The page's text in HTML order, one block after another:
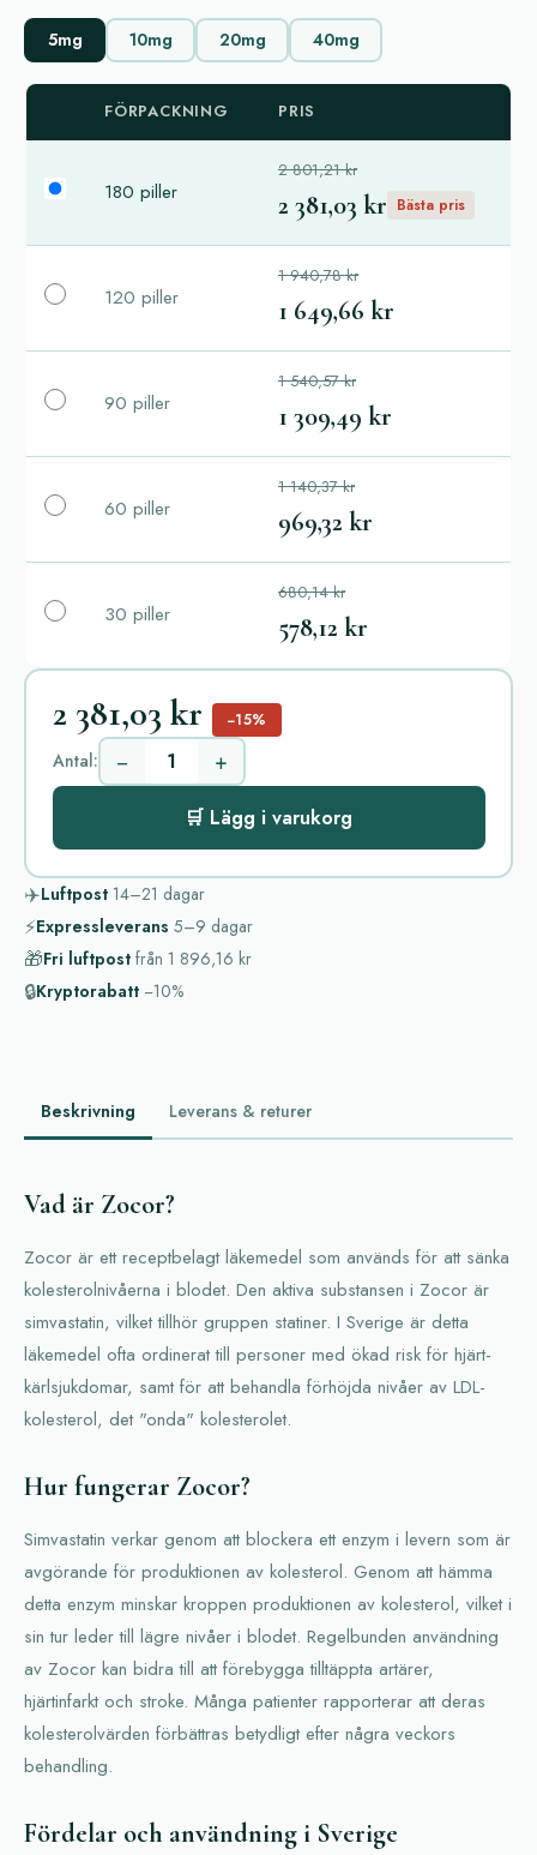
5mg 10mg 20mg 40mg
FÖRPACKNING PRIS
180 piller
2 801,21 kr
2 381,03 kr Bästa pris
120 piller
1 940,78 kr
1 649,66 kr
90 piller
1 540,57 kr
1 309,49 kr
60 piller
1 140,37 kr
969,32 kr
30 piller
680,14 kr
578,12 kr
2 381,03 kr −15%
Antal: − +
🛒 Lägg i varukorg
✈️Luftpost 14–21 dagar
⚡Expressleverans 5–9 dagar
🎁Fri luftpost från 1 896,16 kr
🔒Kryptorabatt −10%
Beskrivning Leverans & returer
Vad är Zocor?
Zocor är ett receptbelagt läkemedel som används för att sänka
kolesterolnivåerna i blodet. Den aktiva substansen i Zocor är
simvastatin, vilket tillhör gruppen statiner. I Sverige är detta
läkemedel ofta ordinerat till personer med ökad risk för hjärt-
kärlsjukdomar, samt för att behandla förhöjda nivåer av LDL-
kolesterol, det "onda" kolesterolet.
Hur fungerar Zocor?
Simvastatin verkar genom att blockera ett enzym i levern som är
avgörande för produktionen av kolesterol. Genom att hämma
detta enzym minskar kroppen produktionen av kolesterol, vilket i
sin tur leder till lägre nivåer i blodet. Regelbunden användning
av Zocor kan bidra till att förebygga tilltäppta artärer,
hjärtinfarkt och stroke. Många patienter rapporterar att deras
kolesterolvärden förbättras betydligt efter några veckors
behandling.
Fördelar och användning i Sverige